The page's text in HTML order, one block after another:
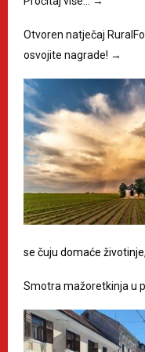
Otvoren natječaj
osvojite nagrade! →
se čuju domaće
Smotra mažoretkinja u